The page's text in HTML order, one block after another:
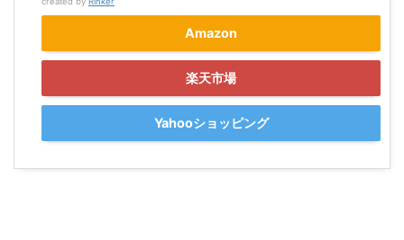
Amazon
楽天市場
Yahooショッピング